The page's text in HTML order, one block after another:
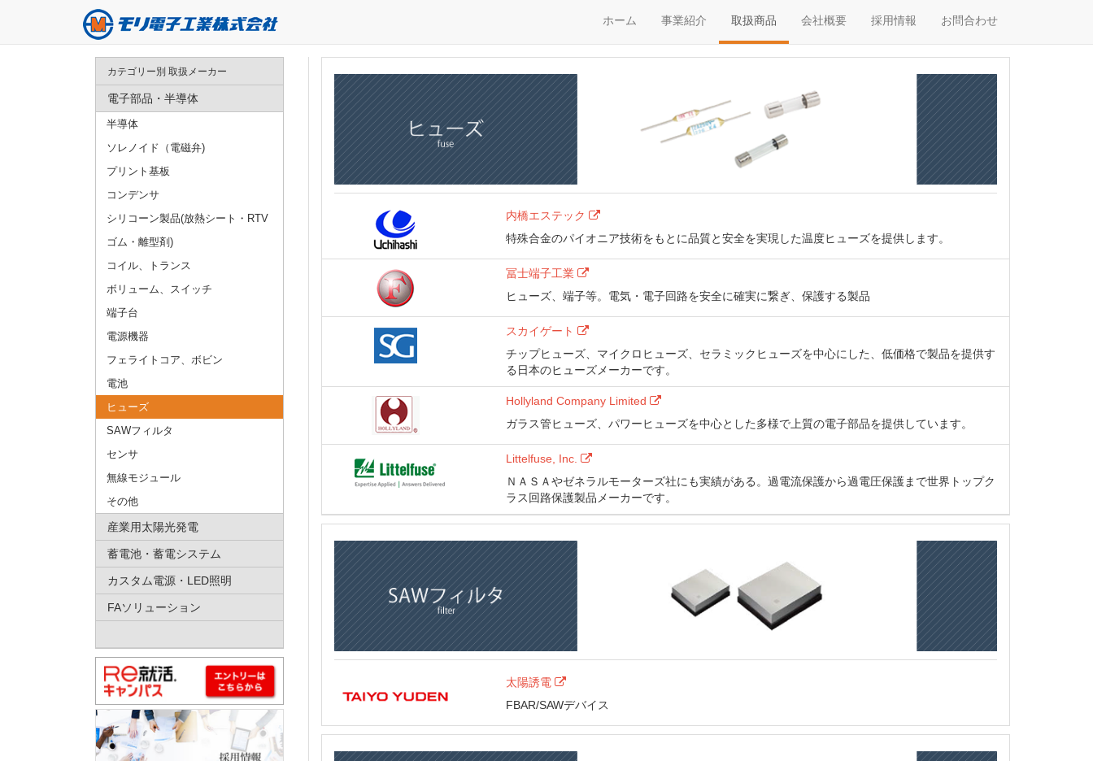
ホーム 事業紹介 取扱商品 会社概要 採用情報 お問合わせ
カテゴリー別 取扱メーカー
電子部品・半導体
半導体
ソレノイド（電磁弁)
プリント基板
コンデンサ
シリコーン製品(放熱シート・RTV
ゴム・離型剤)
コイル、トランス
ボリューム、スイッチ
端子台
電源機器
フェライトコア、ボビン
電池
ヒューズ
SAWフィルタ
センサ
無線モジュール
その他
産業用太陽光発電
蓄電池・蓄電システム
カスタム電源・LED照明
FAソリューション
内橋エステック
特殊合金のパイオニア技術をもとに品質と安全を実現した温度ヒューズを提供します。
冨士端子工業
ヒューズ、端子等。電気・電子回路を安全に確実に繋ぎ、保護する製品
スカイゲート
チップヒューズ、マイクロヒューズ、セラミックヒューズを中心にした、低価格で製品を提供す
る日本のヒューズメーカーです。
Hollyland Company Limited
ガラス管ヒューズ、パワーヒューズを中心とした多様で上質の電子部品を提供しています。
Littelfuse, Inc.
ＮＡＳＡやゼネラルモーターズ社にも実績がある。過電流保護から過電圧保護まで世界トップク
ラス回路保護製品メーカーです。
太陽誘電
FBAR/SAWデバイス